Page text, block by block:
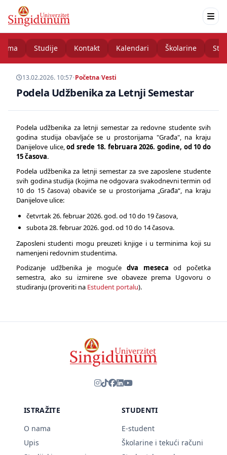
Studije Kontakt Kalendari Školarine
13.02.2026. 10:57•Početna/Vesti
Podela Udžbenika za Letnji Semestar
Podela udžbenika za letnji semestar za redovne studente svih
godina studija obavljaće se u prostorijama "Građa", na kraju
Danijelove ulice,od srede 18. februara 2026. godine, od 10 do
15 časova.
Podela udžbenika za letnji semestar za sve zaposlene studente
svih godina studija (kojima ne odgovara svakodnevni termin od
10 do 15 časova) obaviće se u prostorijama „Građa“, na kraju
Danijelove ulice:
četvrtak 26. februar 2026. god. od 10 do 19 časova,
subota 28. februar 2026. god. od 10 do 14 časova.
Zaposleni studenti mogu preuzeti knjige i u terminima koji su
namenjeni redovnim studentima.
Podizanje udžbenika je moguće dva meseca od početka
semestra, ako su izmirene sve obaveze prema Ugovoru o
studiranju (proveriti na Estudent portalu).
ISTRAŽITE
O nama
Upis
STUDENTI
E-student
Školarine i tekući računi